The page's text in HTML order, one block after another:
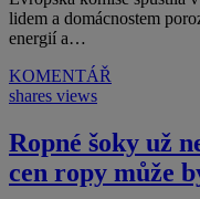
lidem a domácnostem
energií a…
KOMENTÁŘ
shares views
Ropné šoky už
cen ropy může